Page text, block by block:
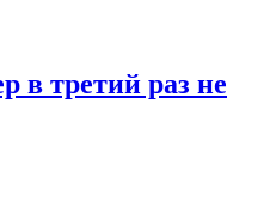
в третий раз не